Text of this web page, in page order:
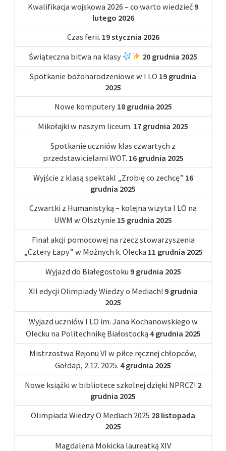
Kwalifikacja wojskowa 2026 – co warto wiedzieć 9
lutego 2026
Czas ferii. 19 stycznia 2026
Świąteczna bitwa na klasy
20 grudnia 2025
Spotkanie bożonarodzeniowe w I LO 19 grudnia
2025
Nowe komputery 18 grudnia 2025
Mikołajki w naszym liceum. 17 grudnia 2025
Spotkanie uczniów klas czwartych z
przedstawicielami WOT. 16 grudnia 2025
Wyjście z klasą spektakl „Zrobię co zechcę” 16
grudnia 2025
Czwartki z Humanistyką – kolejna wizyta I LO na
UWM w Olsztynie 15 grudnia 2025
Finał akcji pomocowej na rzecz stowarzyszenia
„Cztery Łapy” w Możnych k. Olecka 11 grudnia 2025
Wyjazd do Białegostoku 9 grudnia 2025
XII edycji Olimpiady Wiedzy o Mediach! 9 grudnia
2025
Wyjazd uczniów I LO im. Jana Kochanowskiego w
Olecku na Politechnikę Białostocką 4 grudnia 2025
Mistrzostwa Rejonu VI w piłce ręcznej chłopców,
Gołdap, 2.12. 2025. 4 grudnia 2025
Nowe książki w bibliotece szkolnej dzięki NPRCZ! 2
grudnia 2025
Olimpiada Wiedzy O Mediach 2025 28 listopada
2025
Magdalena Mokicka laureatką XIV